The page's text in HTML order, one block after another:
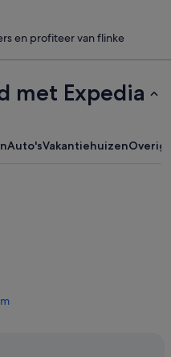
en profiteer van flinke
met Expedia
Auto'sVakantiehuizenOverig